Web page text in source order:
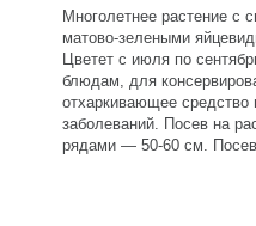
Многолетнее растение с
матово-зелеными
Цветет с июля по
блюдам, для
отхаркивающее средство
заболеваний. Посев на
рядами — 50-60 см.